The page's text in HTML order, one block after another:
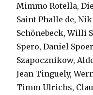
Mimmo Rotella,
Saint Phalle de,
Schönebeck, Willi
Spero, Daniel
Szapocznikow,
Jean Tinguely,
Timm Ulrichs,